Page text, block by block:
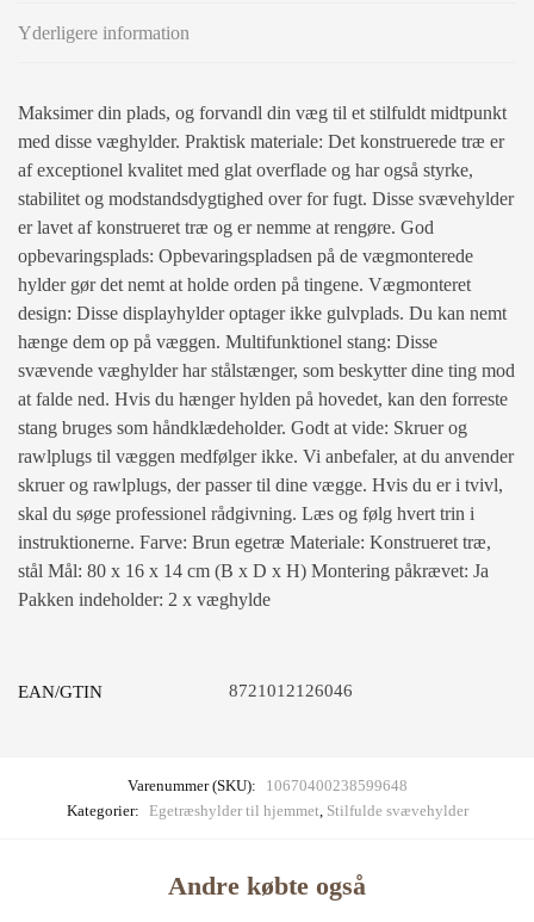
Yderligere information
Maksimer din plads, og forvandl din væg til et stilfuldt midtpunkt
med disse væghylder. Praktisk materiale: Det konstruerede træ er
af exceptionel kvalitet med glat overflade og har også styrke,
stabilitet og modstandsdygtighed over for fugt. Disse svævehylder
er lavet af konstrueret træ og er nemme at rengøre. God
opbevaringsplads: Opbevaringspladsen på de vægmonterede
hylder gør det nemt at holde orden på tingene. Vægmonteret
design: Disse displayhylder optager ikke gulvplads. Du kan nemt
hænge dem op på væggen. Multifunktionel stang: Disse
svævende væghylder har stålstænger, som beskytter dine ting mod
at falde ned. Hvis du hænger hylden på hovedet, kan den forreste
stang bruges som håndklædeholder. Godt at vide: Skruer og
rawlplugs til væggen medfølger ikke. Vi anbefaler, at du anvender
skruer og rawlplugs, der passer til dine vægge. Hvis du er i tvivl,
skal du søge professionel rådgivning. Læs og følg hvert trin i
instruktionerne. Farve: Brun egetræ Materiale: Konstrueret træ,
stål Mål: 80 x 16 x 14 cm (B x D x H) Montering påkrævet: Ja
Pakken indeholder: 2 x væghylde
EAN/GTIN 8721012126046
Varenummer (SKU):
10670400238599648
Kategorier: Egetræshylder til hjemmet Stilfulde svævehylder
Andre købte også